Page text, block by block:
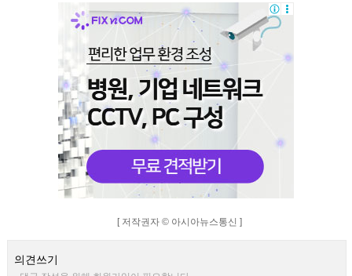
[ 저작권자 © 아시아뉴스통신 ]
의견쓰기